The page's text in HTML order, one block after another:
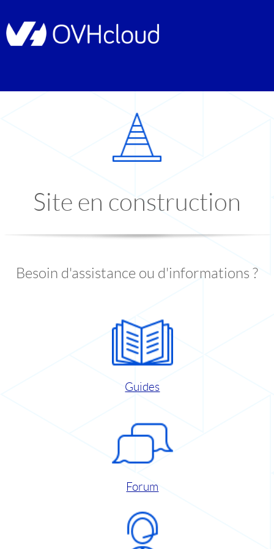
Site en construction
Besoin d'assistance ou d'informations ?
Guides
Forum